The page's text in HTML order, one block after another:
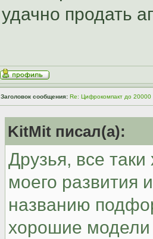
удачно продать
Заголовок сообщения: Re: Цифрокомпакт до
KitMit писал(а):
Друзья, все
моего развития
названию
хорошие